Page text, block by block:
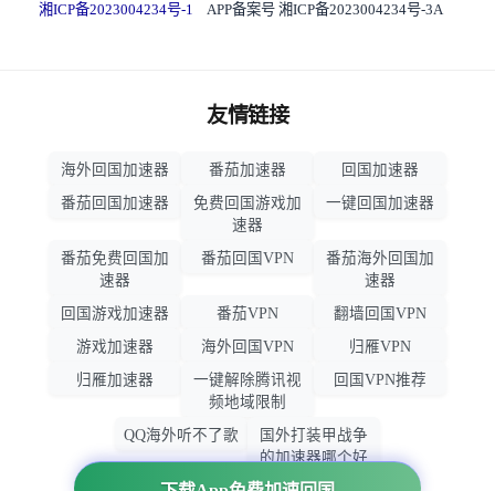
湘ICP备2023004234号-1 APP备案号 湘ICP备2023004234号-3A
友情链接
海外回国加速器 番茄加速器
回国加速器
番茄回国加速器
免费回国游戏加
速器
一键回国加速器
番茄免费回国加
速器
番茄回国VPN
番茄海外回国加
速器
回国游戏加速器
番茄VPN
翻墙回国VPN
游戏加速器
海外回国VPN
归雁VPN
归雁加速器
一键解除腾讯视
频地域限制
回国VPN推荐
QQ海外听不了歌
国外打装甲战争
的加速器哪个好
用